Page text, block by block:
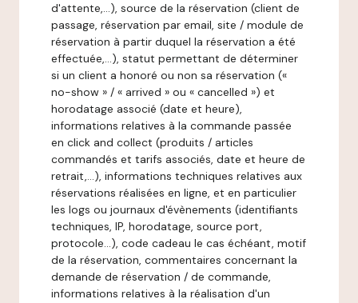
d'attente,…), source de la réservation (client de
passage, réservation par email, site / module de
réservation à partir duquel la réservation a été
effectuée,…), statut permettant de déterminer
si un client a honoré ou non sa réservation («
no-show » / « arrived » ou « cancelled ») et
horodatage associé (date et heure),
informations relatives à la commande passée
en click and collect (produits / articles
commandés et tarifs associés, date et heure de
retrait,…), informations techniques relatives aux
réservations réalisées en ligne, et en particulier
les logs ou journaux d'évènements (identifiants
techniques, IP, horodatage, source port,
protocole…), code cadeau le cas échéant, motif
de la réservation, commentaires concernant la
demande de réservation / de commande,
informations relatives à la réalisation d'un